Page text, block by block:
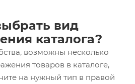
вид
каталога?
возможны несколько
товаров в каталоге,
на нужный тип в правой